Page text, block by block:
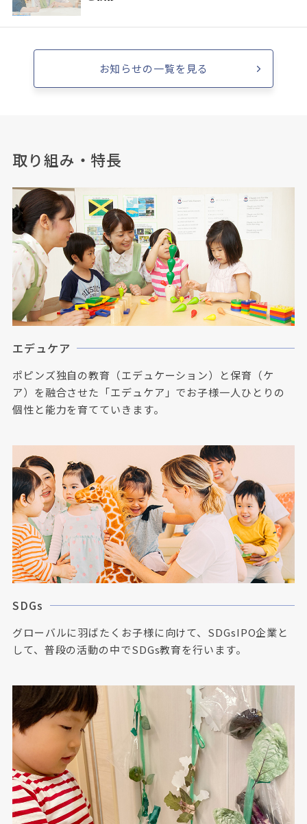
お知らせの一覧を見る
取り組み・特長
エデュケア
ポピンズ独自の教育（エデュケーション）と保育（ケ
ア）を融合させた「エデュケア」でお子様一人ひとりの
個性と能力を育てていきます。
SDGs
グローバルに羽ばたくお子様に向けて、SDGsIPO企業と
して、普段の活動の中でSDGs教育を行います。